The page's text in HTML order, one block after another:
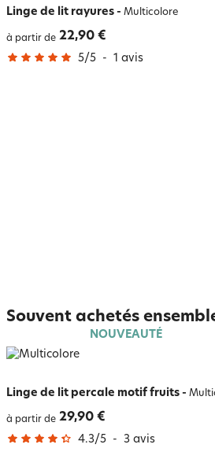
Linge de lit rayures - Multicolore
à partir de 22,90 €
5/5 - 1 avis
Souvent achetés
NOUVEAUTÉ
Linge de lit percale motif fruits -
à partir de 29,90 €
4.3/5 - 3 avis